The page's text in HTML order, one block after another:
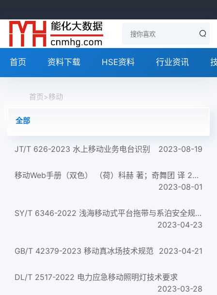
首页 资料下载 HSE资料 行业资讯
首页>移动
全部
JT/T 626-2023 水上移动业务电台识别 2023-08-19
移动Web手册（双色） （荷）科赫 著；奇舞团 译 2015年版
2023-08-01
SY/T 6346-2022 浅海移动式平台拖带与系泊安全规范
2023-04-23
GB/T 42379-2023 移动真冰场技术规范 2023-04-21
DL/T 2517-2022 电力应急移动照明灯技术要求
2023-03-28